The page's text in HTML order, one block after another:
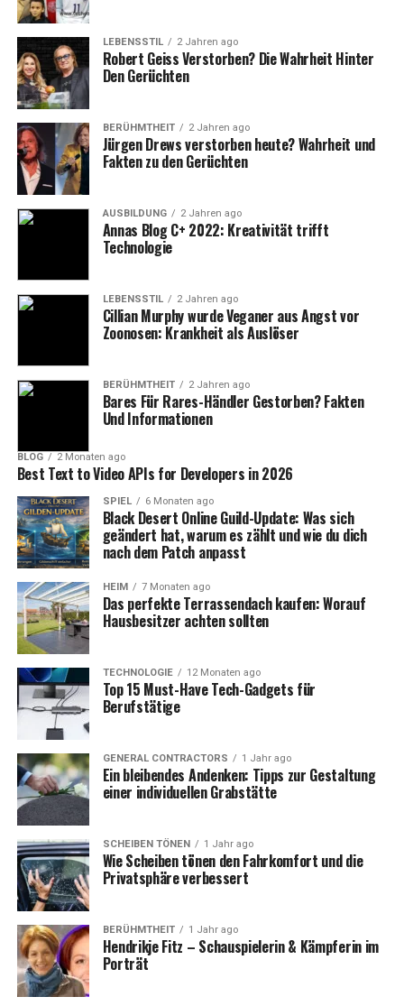
Bühne stand, war plötzlich mit der eigenen
Verletzlichkeit konfrontiert.
Die Krankheit, die zunächst nur vage Symptome zeigte,
entpuppte sich als schwerwiegender gesundheitlicher
Zustand, der Maffay zu einer intensiven
Auseinandersetzung mit seiner eigenen Existenz zwang.
Es war eine Zeit der Unsicherheit und des Schocks, die
für ihn, als jemand, der gewohnt war, die Kontrolle zu
haben, besonders hart war.
Die Diagnose und ihre
Auswirkungen
Die Diagnose von Peter Maffay war ein Schock, der nicht
nur für ihn, sondern auch für seine Familie und seine
Fans eine dramatische Wendung nahm. Es stellte sich
heraus, dass er an einer Autoimmunerkrankung litt, die
mit Entzündungen und chronischen Schmerzen
einherging. Diese Krankheit beeinflusste nicht nur seine
körperliche Gesundheit, sondern auch sein emotionales
Wohlbefinden. Wie viele andere Menschen, die mit einer
schweren Krankheit konfrontiert sind, erlebte auch
Maffay Phasen der Verzweiflung und des Zweifels.
Die Autoimmunerkrankung, die seine Gelenke und das
Bindegewebe angreift, führte zu erheblichen
Einschränkungen in seiner Beweglichkeit. Maffay
berichtete, wie er selbst einfache Alltagsaufgaben, die er
früher problemlos erledigte, nun mit großen
Schwierigkeiten bewältigen musste. Diese Erfahrung war
nicht nur eine körperliche Herausforderung, sondern
auch eine mentale Prüfung.
Die Veränderung der
LEBENSSTIL 2 Jahren ago
Robert Geiss Verstorben? Die Wahrheit Hinter
Den Gerüchten
BERÜHMTHEIT 2 Jahren ago
Jürgen Drews verstorben heute? Wahrheit und
Fakten zu den Gerüchten
AUSBILDUNG 2 Jahren ago
Annas Blog C+ 2022: Kreativität trifft
Technologie
LEBENSSTIL 2 Jahren ago
Cillian Murphy wurde Veganer aus Angst vor
Zoonosen: Krankheit als Auslöser
BERÜHMTHEIT 2 Jahren ago
Bares Für Rares-Händler Gestorben? Fakten
Und Informationen
BLOG 2 Monaten ago
Best Text to Video APIs for Developers in 2026
SPIEL 6 Monaten ago
Black Desert Online Guild-Update: Was sich
geändert hat, warum es zählt und wie du dich
nach dem Patch anpasst
HEIM 7 Monaten ago
Das perfekte Terrassendach kaufen: Worauf
Hausbesitzer achten sollten
TECHNOLOGIE 12 Monaten ago
Top 15 Must-Have Tech-Gadgets für
Berufstätige
GENERAL CONTRACTORS 1 Jahr ago
Ein bleibendes Andenken: Tipps zur Gestaltung
einer individuellen Grabstätte
SCHEIBEN TÖNEN 1 Jahr ago
Wie Scheiben tönen den Fahrkomfort und die
Privatsphäre verbessert
BERÜHMTHEIT 1 Jahr ago
Hendrikje Fitz – Schauspielerin & Kämpferin im
Porträt